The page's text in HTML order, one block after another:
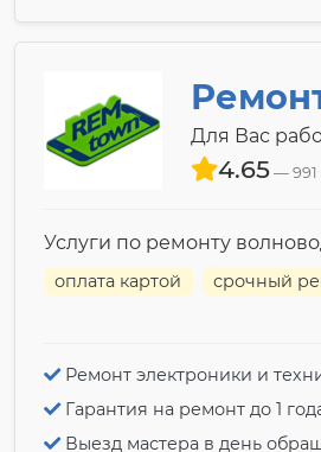
Для Вас
4.65
Услуги по ремонту
оплата картой срочный
Ремонт электроники и техники
Гарантия на ремонт до 1
Выезд мастера в день